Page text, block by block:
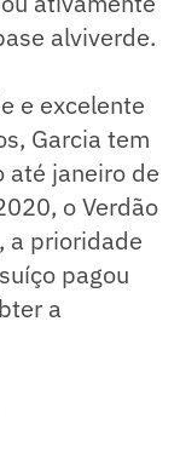
alviverde.
e excelente
Garcia tem
até janeiro de
o Verdão
a prioridade
pagou
a